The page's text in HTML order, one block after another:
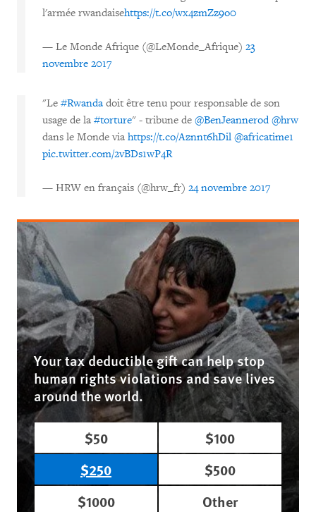
l'armée rwandaisehttps://t.co/wx4zmZz9o0
— Le Monde Afrique (@LeMonde_Afrique) 23
novembre 2017
"Le #Rwanda doit être tenu pour responsable de son
usage de la #torture" - tribune de @BenJeannerod @hrw
dans le Monde via https://t.co/Aznnt6hDil @africatime1
pic.twitter.com/2vBDs1wP4R
— HRW en français (@hrw_fr) 24 novembre 2017
Your tax deductible gift can help stop
human rights violations and save lives
around the world.
$50
$100
$250
$500
$1000
Other